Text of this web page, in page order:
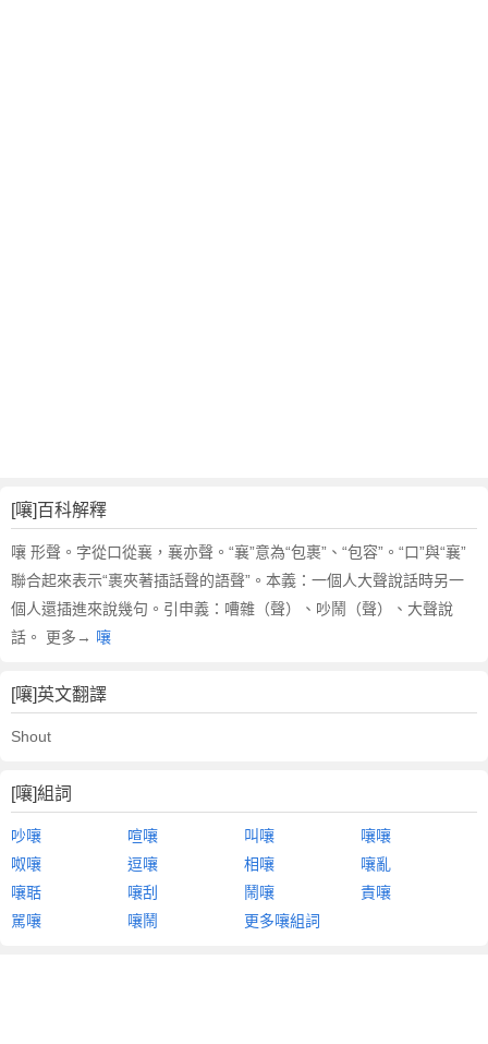
[嚷]百科解釋
嚷 形聲。字從口從襄，襄亦聲。“襄”意為“包裹”、“包容”。“口”與“襄”
聯合起來表示“裹夾著插話聲的語聲”。本義：一個人大聲說話時另一
個人還插進來說幾句。引申義：嘈雜（聲）、吵鬧（聲）、大聲說
話。 更多→ 嚷
[嚷]英文翻譯
Shout
[嚷]組詞
吵嚷 喧嚷 叫嚷
嚷嚷
呶嚷
逗嚷 相嚷
嚷亂
嚷聒
嚷刮 鬧嚷
責嚷
駡嚷
嚷鬧 更多嚷組詞